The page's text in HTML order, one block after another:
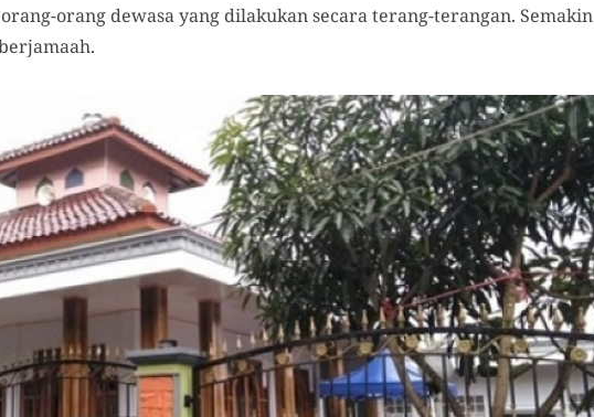
orang dewasa yang dilakukan secara terang-terangan. Semakin